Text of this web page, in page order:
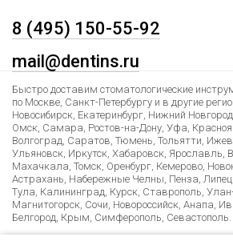
8 (495) 150-55-92
mail@dentins.ru
Быстро доставим стоматологические
по Москве, Санкт-Петербургу и в другие
Новосибирск, Екатеринбург, Нижний
Омск, Самара, Ростов-на-Дону, Уфа,
Волгоград, Саратов, Тюмень, Тольятти,
Ульяновск, Иркутск, Хабаровск, Ярославль,
Махачкала, Томск, Оренбург, Кемерово,
Астрахань, Набережные Челны, Пенза,
Тула, Калининград, Курск, Ставрополь,
Магнитогорск, Сочи, Новороссийск, Анапа,
Белгород, Крым, Симферополь, Севастополь.
Лучшие условия доставки в Армению,